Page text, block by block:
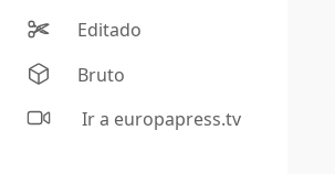
Editado
Bruto
Ir a europapress.tv